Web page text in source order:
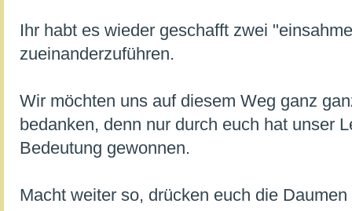
Ihr habt es wieder geschafft zwei
zueinanderzuführen.
Wir möchten uns auf diesem Weg ganz
bedanken, denn nur durch euch hat unser
Bedeutung gewonnen.
Macht weiter so, drücken euch die